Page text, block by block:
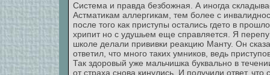
Система и правда безбожная. А иногда
Астматикам аллергикам, тем более с
после того как приступы остались гдето в
хрипит но с удушьем еще справляется. Я
школе делали прививки реакцию Манту. Он
ответил, что много таких умников, ведь
Так здоровый уже мальчишка буквально в
от страха снова кинулись. И получили ответ,